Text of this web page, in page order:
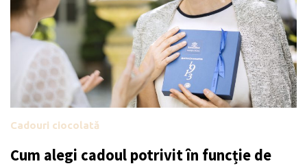
Cadouri ciocolată
Cum alegi cadoul potrivit în funcție de